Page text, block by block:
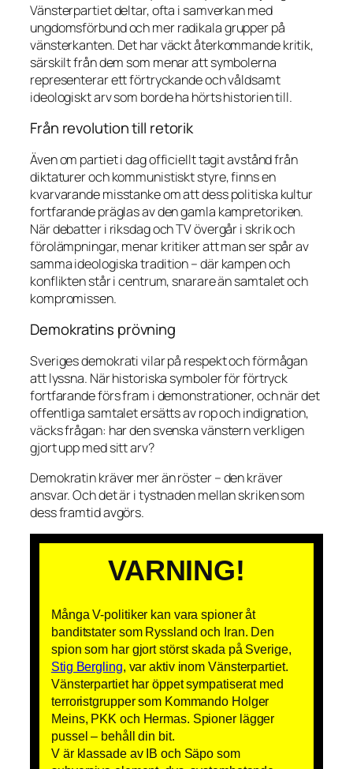
Vänsterpartiet deltar, ofta i samverkan med
ungdomsförbund och mer radikala grupper på
vänsterkanten. Det har väckt återkommande kritik,
särskilt från dem som menar att symbolerna
representerar ett förtryckande och våldsamt
ideologiskt arv som borde ha hörts historien till.
Från revolution till retorik
Även om partiet i dag officiellt tagit avstånd från
diktaturer och kommunistiskt styre, finns en
kvarvarande misstanke om att dess politiska kultur
fortfarande präglas av den gamla kampretoriken.
När debatter i riksdag och TV övergår i skrik och
förolämpningar, menar kritiker att man ser spår av
samma ideologiska tradition – där kampen och
konflikten står i centrum, snarare än samtalet och
kompromissen.
Demokratins prövning
Sveriges demokrati vilar på respekt och förmågan
att lyssna. När historiska symboler för förtryck
fortfarande förs fram i demonstrationer, och när det
offentliga samtalet ersätts av rop och indignation,
väcks frågan: har den svenska vänstern verkligen
gjort upp med sitt arv?
Demokratin kräver mer än röster – den kräver
ansvar. Och det är i tystnaden mellan skriken som
dess framtid avgörs.
VARNING!
Många V-politiker kan vara spioner åt
banditstater som Ryssland och Iran. Den
spion som har gjort störst skada på Sverige,
Stig Bergling, var aktiv inom Vänsterpartiet.
Vänsterpartiet har öppet sympatiserat med
terroristgrupper som Kommando Holger
Meins, PKK och Hermas. Spioner lägger
pussel – behåll din bit.
V är klassade av IB och Säpo som